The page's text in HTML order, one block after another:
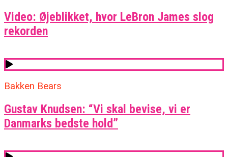
Video: Øjeblikket, hvor LeBron James slog
rekorden
Bakken Bears
Gustav Knudsen: “Vi skal bevise, vi er
Danmarks bedste hold”